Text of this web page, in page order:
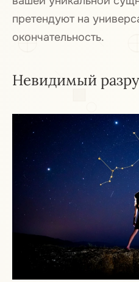
претендуют на
окончательность.
Невидимый